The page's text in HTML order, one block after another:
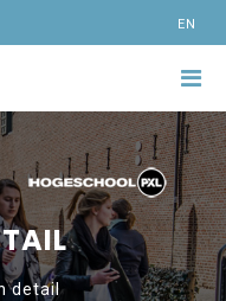
EN
detail